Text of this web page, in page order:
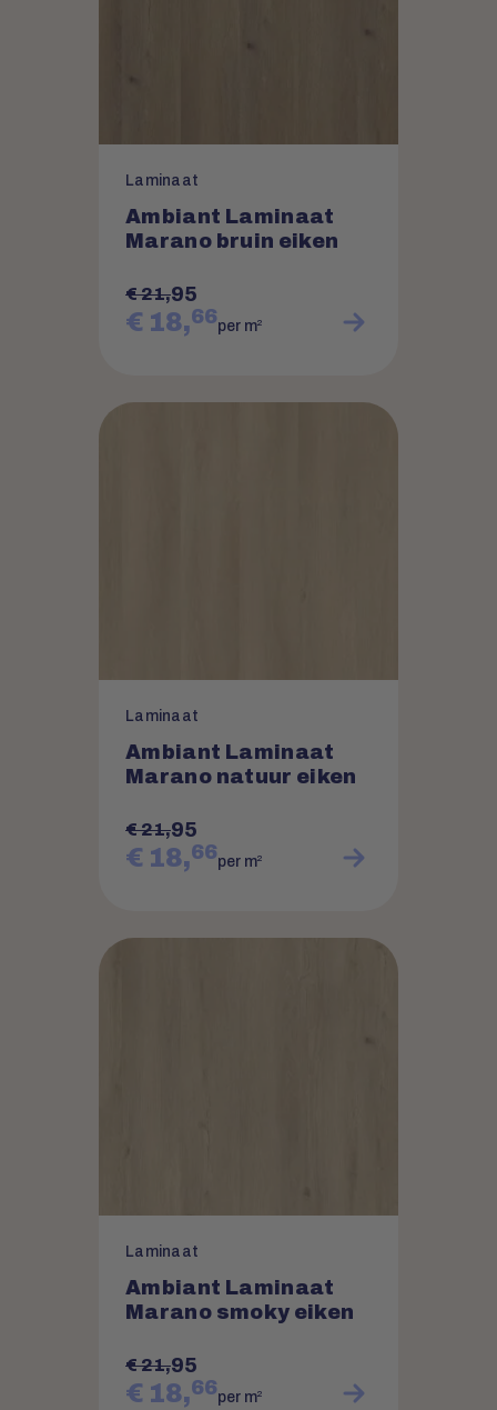
Laminaat
Ambiant Laminaat
Marano bruin eiken
€ 21,95
€ 18,66per m2
Laminaat
Ambiant Laminaat
Marano natuur eiken
€ 21,95
€ 18,66per m2
Laminaat
Ambiant Laminaat
Marano smoky eiken
€ 21,95
€ 18,66per m2